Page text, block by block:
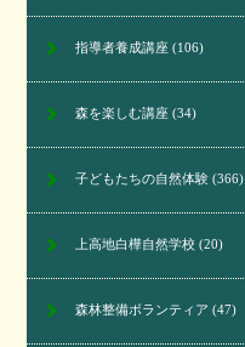
指導者養成講座(106)
森を楽しむ講座(34)
子どもたちの自然体験(366)
上高地白樺自然学校(20)
森林整備ボランティア (47)